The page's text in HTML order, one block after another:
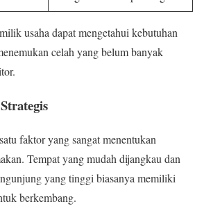
usaha dapat mengetahui kebutuhan
celah yang belum banyak
faktor yang sangat menentukan
Tempat yang mudah dijangkau dan
yang tinggi biasanya memiliki
berkembang.